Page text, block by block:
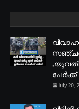
വിവാഹ
,യുവതി
പേർക്ക്
July 20,